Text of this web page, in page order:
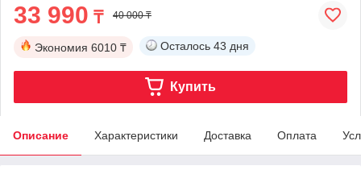
33 990 ₸ 40 000 ₸
Экономия 6010 ₸ Осталось 43 дня
Купить
Описание Характеристики Доставка Оплата